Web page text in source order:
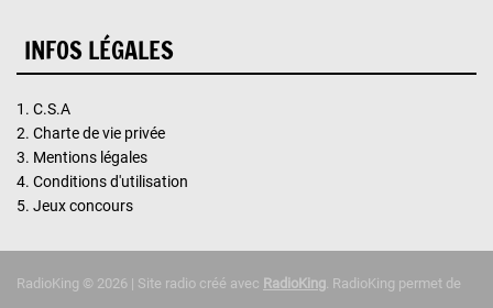
INFOS LÉGALES
1. C.S.A
2. Charte de vie privée
3. Mentions légales
4. Conditions d'utilisation
5. Jeux concours
RadioKing © 2026 | Site radio créé avec RadioKing . RadioKing permet de